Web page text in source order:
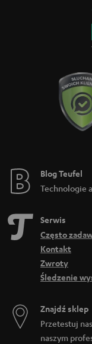
Blog Teufel
Technologie
Serwis
Często
Kontakt
Zwroty
Śledzenie
Znajdź sklep
Przetestuj
naszym